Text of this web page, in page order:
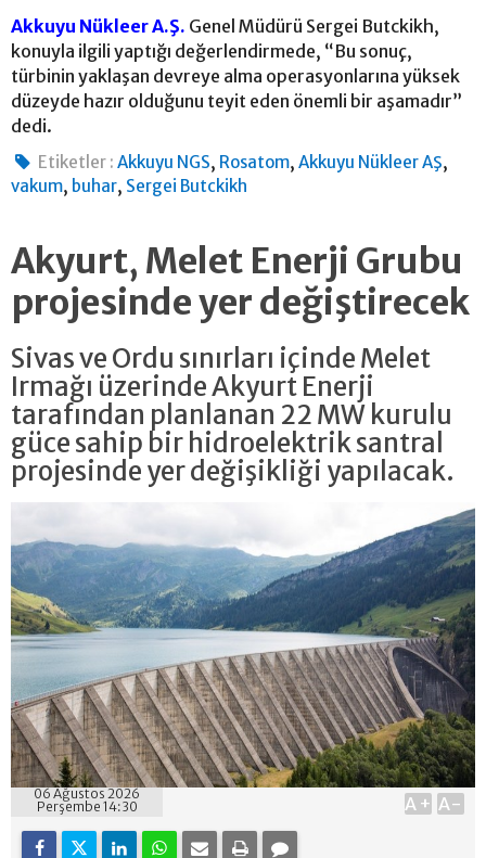
Akkuyu Nükleer A.Ş. Genel Müdürü Sergei Butckikh,
konuyla ilgili yaptığı değerlendirmede, “Bu sonuç,
türbinin yaklaşan devreye alma operasyonlarına yüksek
düzeyde hazır olduğunu teyit eden önemli bir aşamadır”
dedi.
Etiketler : Akkuyu NGS, Rosatom,Akkuyu Nükleer AŞ,
vakum, buhar, Sergei Butckikh
Akyurt, Melet Enerji Grubu
projesinde yer değiştirecek
Sivas ve Ordu sınırları içinde Melet
Irmağı üzerinde Akyurt Enerji
tarafından planlanan 22 MW kurulu
güce sahip bir hidroelektrik santral
projesinde yer değişikliği yapılacak.
06 Ağustos 2026
Perşembe 14:30
A+ A-